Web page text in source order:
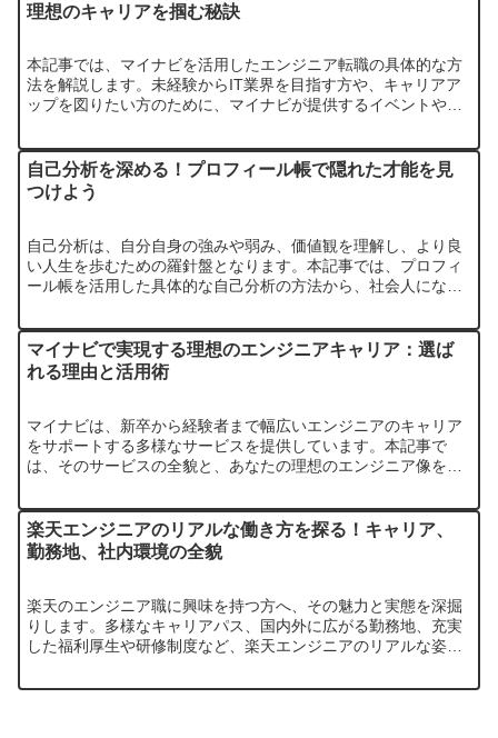
理想のキャリアを掴む秘訣
本記事では、マイナビを活用したエンジニア転職の具体的な方
法を解説します。未経験からIT業界を目指す方や、キャリアア
ップを図りたい方のために、マイナビが提供するイベントや豊
理想のエンジニ…
自己分析を深める！プロフィール帳で隠れた才能を見
つけよう
自己分析は、自分自身の強みや弱み、価値観を理解し、より良
い人生を歩むための羅針盤となります。本記事では、プロフィ
ール帳を活用した具体的な自己分析の方法から、社会人になっ
マイナビで実現する理想のエンジニアキャリア：選ば
れる理由と活用術
マイナビは、新卒から経験者まで幅広いエンジニアのキャリア
をサポートする多様なサービスを提供しています。本記事で
は、そのサービスの全貌と、あなたの理想のエンジニア像を実
に強いサービスなど…
楽天エンジニアのリアルな働き方を探る！キャリア、
勤務地、社内環境の全貌
楽天のエンジニア職に興味を持つ方へ、その魅力と実態を深掘
りします。多様なキャリアパス、国内外に広がる勤務地、充実
した福利厚生や研修制度など、楽天エンジニアのリアルな姿を
情報が満載です。